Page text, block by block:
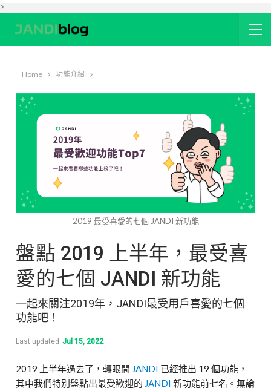
>
Home 功能介紹
2019 最受喜愛的七個 JANDI 新功能
盤點 2019 上半年，最受喜
愛的七個 JANDI 新功能
一起來關注2019年，JANDI最受用戶喜愛的七個
功能吧！
Last updated Jul 15, 2022
2019 上半年過去了，轉眼間 JANDI 已經推出 19 個功能，
其中我們特別盤點出最受歡迎的 JANDI 新功能前七名。無論